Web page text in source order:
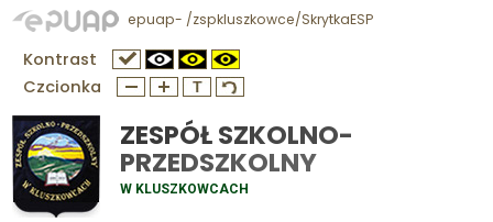
epuap- /zspkluszkowce/SkrytkaESP
Kontrast
Czcionka
ZESPÓŁ SZKOLNO-
PRZEDSZKOLNY
W KLUSZKOWCACH